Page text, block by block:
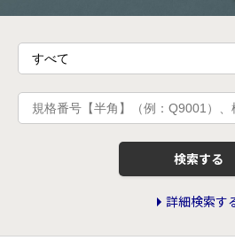
検索する
詳細検索す